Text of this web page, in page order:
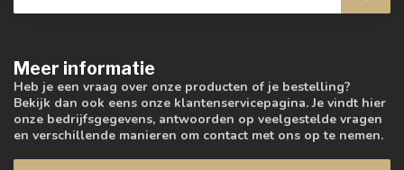
Meer informatie
Heb je een vraag over onze producten of je bestelling?
Bekijk dan ook eens onze klantenservicepagina. Je vindt hier
onze bedrijfsgegevens, antwoorden op veelgestelde vragen
en verschillende manieren om contact met ons op te nemen.